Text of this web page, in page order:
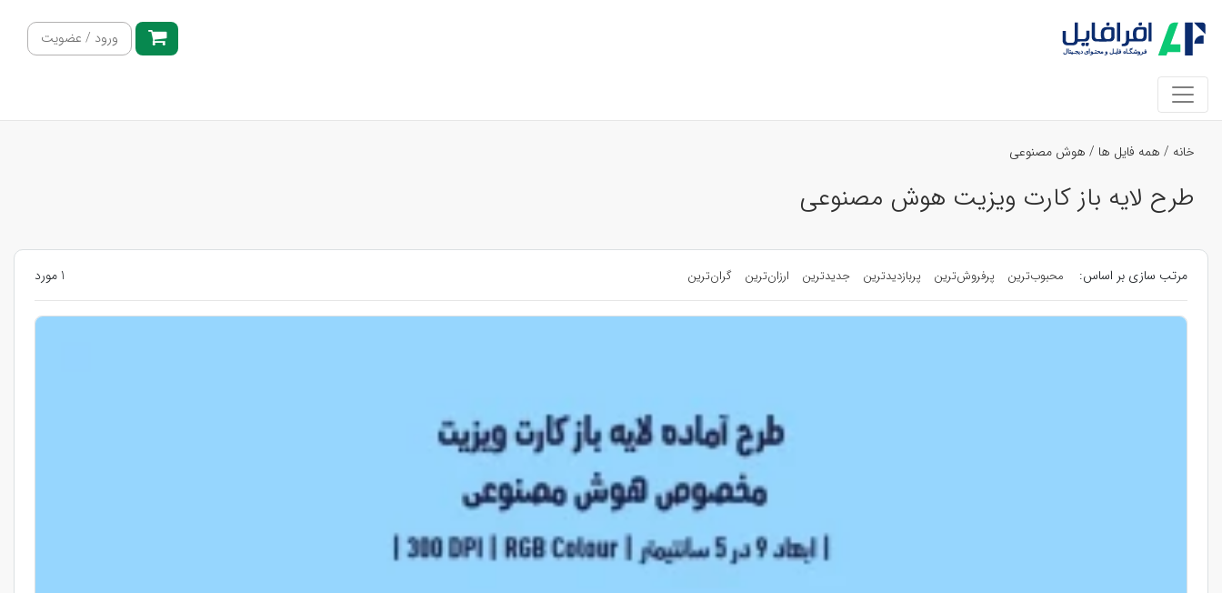
ورود / عضویت
خانه / همه فایل ها / هوش مصنوعی
طرح لایه باز کارت ویزیت هوش مصنوعی
مرتب سازی بر اساس: محبوب‌ترین پرفروش‌ترین پربازدیدترین جدیدترین ارزان‌ترین گران‌ترین 1 مورد